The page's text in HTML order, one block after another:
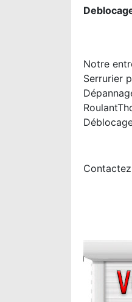
Notre
Serrurier